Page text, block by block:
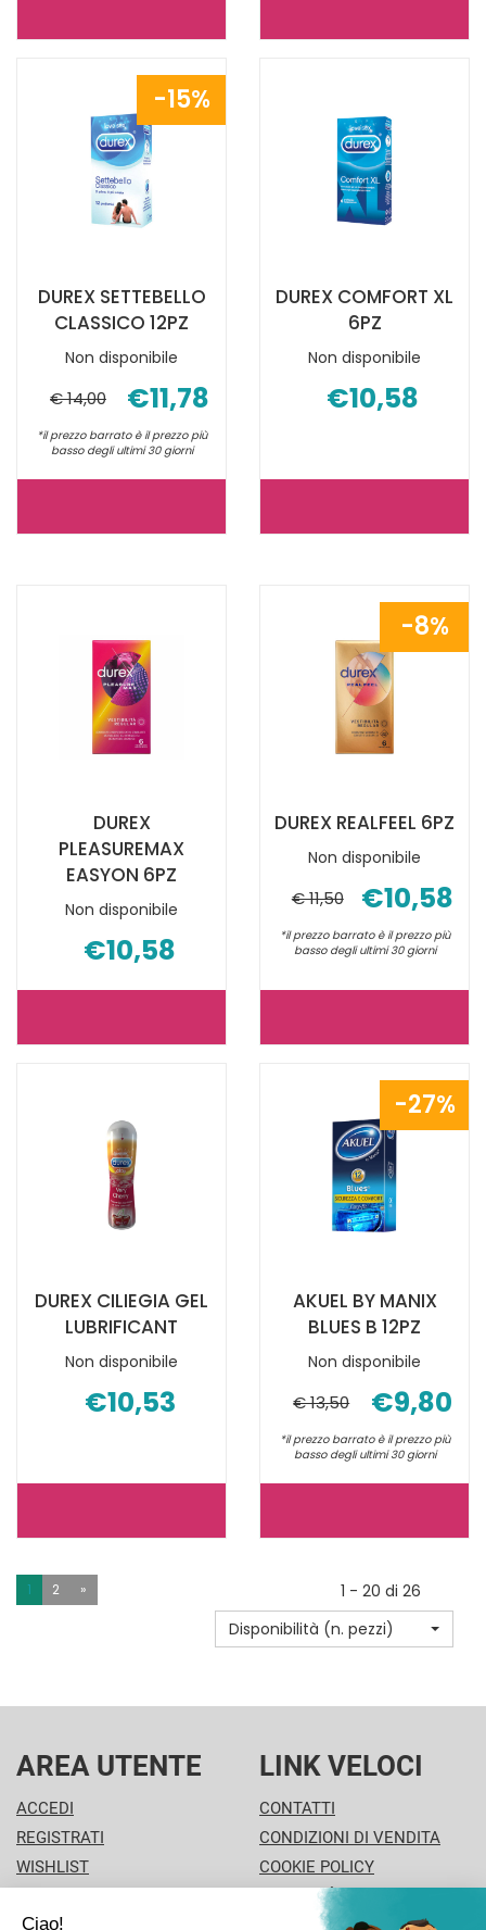
CLASS
18PZ NON
È
DISPONIBILE
È
DISPONIBILE
DUREX SETTEBELLO
CLASSICO 12PZ
Non disponibile
15%
€ 14,00 €11,78
*il prezzo barrato è il prezzo più
basso degli ultimi 30 giorni
È
DISPONIBILE
DUREX COMFORT XL
6PZ
Non disponibile
€10,58
6PZ NON
È
DISPONIBILE
DUREX
PLEASUREMAX
EASYON 6PZ
Non disponibile
€10,58
6PZ NON
È
DISPONIBILE
DUREX REALFEEL 6PZ
Non disponibile
8%
€ 11,50 €10,58
*il prezzo barrato è il prezzo più
basso degli ultimi 30 giorni
6PZ NON
È
DISPONIBILE
DUREX CILIEGIA GEL
LUBRIFICANT
Non disponibile
€10,53
LUBRIFICANT NON
AKUEL BY MANIX
BLUES B 12PZ
Non disponibile
27%
€ 13,50 €9,80
*il prezzo barrato è il prezzo più
basso degli ultimi 30 giorni
MANIX
BLUES
B
È
1 2 »
1 - 20 di 26
Disponibilità (n. pezzi)
AREA UTENTE
ACCEDI
REGISTRATI
WISHLIST
NEWSLETTER
LINK VELOCI
CONTATTI
CONDIZIONI DI VENDITA
COOKIE POLICY
MODALITÀ DI PAGAMENTO
INFORMATIVA PRIVACY